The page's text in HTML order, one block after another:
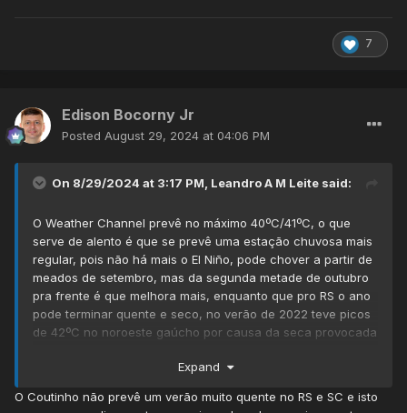
7
Edison Bocorny Jr
Posted August 29, 2024 at 04:06 PM
On 8/29/2024 at 3:17 PM, Leandro A M Leite said:
O Weather Channel prevê no máximo 40ºC/41ºC, o que
serve de alento é que se prevê uma estação chuvosa mais
regular, pois não há mais o El Niño, pode chover a partir de
meados de setembro, mas da segunda metade de outubro
pra frente é que melhora mais, enquanto que pro RS o ano
pode terminar quente e seco, no verão de 2022 teve picos
de 42ºC no noroeste gaúcho por causa da seca provocada
Expand
O Coutinho não prevê um verão muito quente no RS e SC e isto